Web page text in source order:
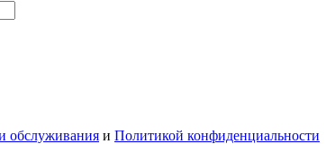
обслуживания и Политикой конфиденциальности